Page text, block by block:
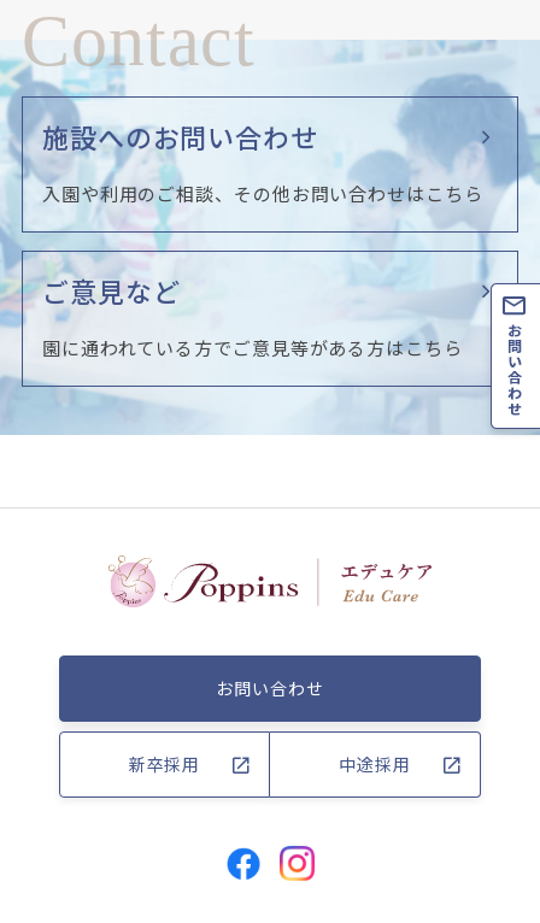
Contact
施設へのお問い合わせ
入園や利用のご相談、その他お問い合わせはこちら
ご意見など
園に通われている方でご意見等がある方はこちら
お問い合わせ
新卒採用 中途採用